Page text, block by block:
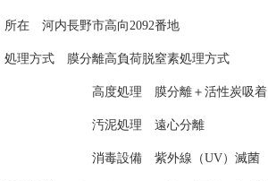
所在 河内長野市高向2092番地
処理方式 膜分離高負荷脱窒素処理方式
高度処理 膜分離＋活性炭吸着
汚泥処理 遠心分離
消毒設備 紫外線（UV）滅菌